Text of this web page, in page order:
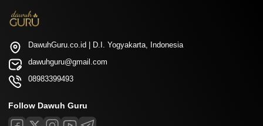
DawuhGuru.co.id | D.I. Yogyakarta, Indonesia
dawuhguru@gmail.com
08983399493
Follow Dawuh Guru